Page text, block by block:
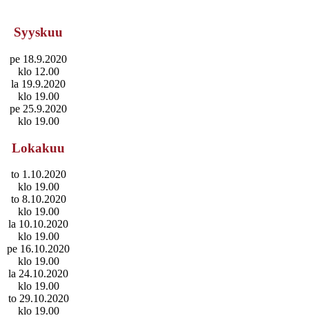
Syyskuu
pe 18.9.2020
klo 12.00
la 19.9.2020
klo 19.00
pe 25.9.2020
klo 19.00
Lokakuu
to 1.10.2020
klo 19.00
to 8.10.2020
klo 19.00
la 10.10.2020
klo 19.00
pe 16.10.2020
klo 19.00
la 24.10.2020
klo 19.00
to 29.10.2020
klo 19.00